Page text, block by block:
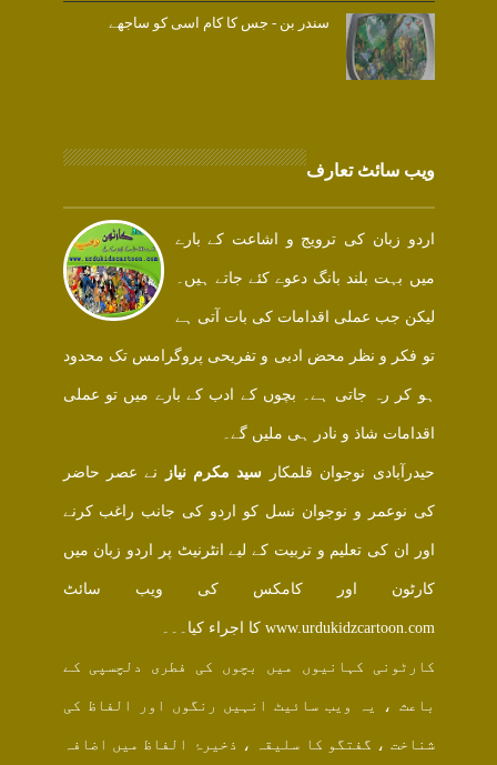
سندر بن - جس کا کام اسی کو ساجھے
ویب سائٹ تعارف
اردو زبان کی ترویج و اشاعت کے بارے
میں بہت بلند بانگ دعوے کئے جاتے ہیں۔
لیکن جب عملی اقدامات کی بات آتی ہے
تو فکر و نظر محض ادبی و تفریحی پروگرامس تک محدود
ہو کر رہ جاتی ہے۔ بچوں کے ادب کے بارے میں تو عملی
اقدامات شاذ و نادر ہی ملیں گے۔
حیدرآبادی نوجوان قلمکار سید مکرم نیاز نے عصر حاضر
کی نوعمر و نوجوان نسل کو اردو کی جانب راغب کرنے
اور ان کی تعلیم و تربیت کے لیے انٹرنیٹ پر اردو زبان میں
کارٹون اور کامکس کی ویب سائٹ
www.urdukidzcartoon.com کا اجراء کیا۔۔۔
کارٹونی کہانیوں میں بچوں کی فطری دلچسپی کے
باعث ، یہ ویب سائیٹ انہیں رنگوں اور الفاظ کی
شناخت ، گفتگو کا سلیقہ ، ذخیرۂ الفاظ میں اضافہ